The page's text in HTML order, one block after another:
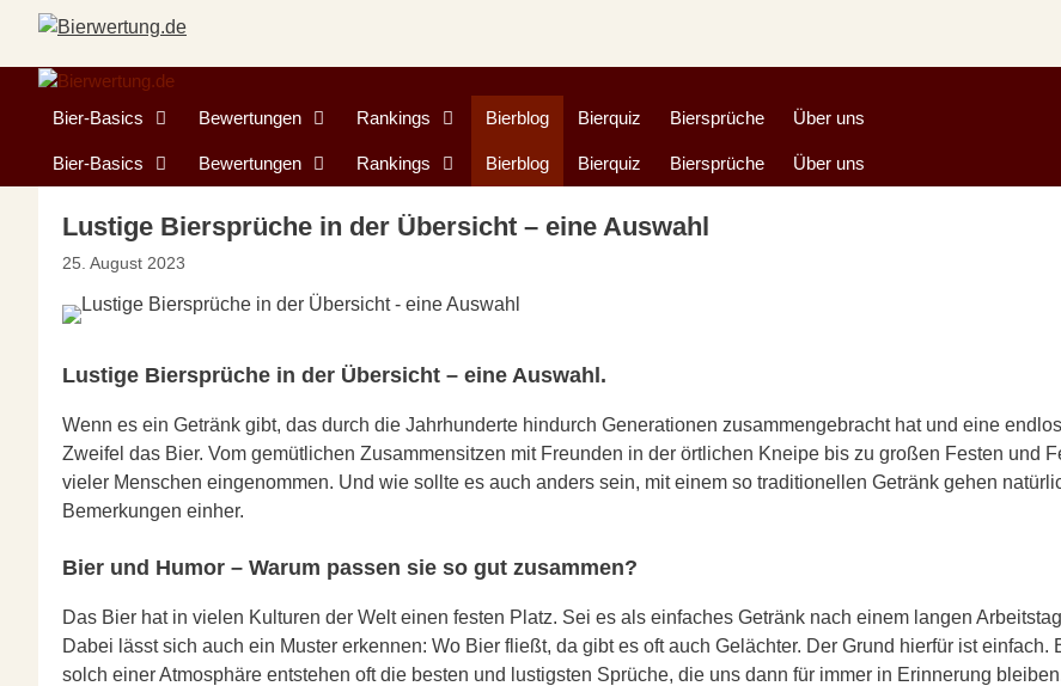
springen
Bier-Basics Bewertungen Rankings Bierblog Bierquiz Biersprüche Über uns
Bier-Basics Bewertungen Rankings Bierblog Bierquiz Biersprüche Über uns
Lustige Biersprüche in der Übersicht – eine Auswahl
25. August 2023
Lustige Biersprüche in der Übersicht – eine Auswahl.
Wenn es ein Getränk gibt, das durch die Jahrhunderte hindurch Generationen zusammengebracht hat und eine
Zweifel das Bier. Vom gemütlichen Zusammensitzen mit Freunden in der örtlichen Kneipe bis zu großen Festen und
vieler Menschen eingenommen. Und wie sollte es auch anders sein, mit einem so traditionellen Getränk gehen
Bemerkungen einher.
Bier und Humor – Warum passen sie so gut zusammen?
Das Bier hat in vielen Kulturen der Welt einen festen Platz. Sei es als einfaches Getränk nach einem langen
Dabei lässt sich auch ein Muster erkennen: Wo Bier fließt, da gibt es oft auch Gelächter. Der Grund hierfür ist
solch einer Atmosphäre entstehen oft die besten und lustigsten Sprüche, die uns dann für immer in Erinnerung